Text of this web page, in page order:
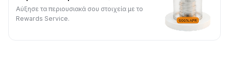
Αύξησε τα περιουσιακά σου στοιχεία με το
Rewards Service.